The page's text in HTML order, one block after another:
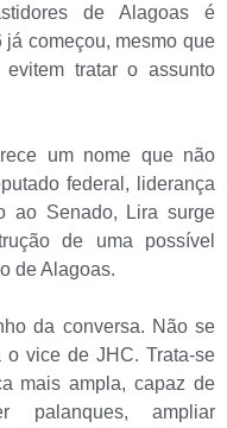
de Alagoas é
começou, mesmo que
tratar o assunto
um nome que não
federal, liderança
ao Senado, Lira surge
de uma possível
de Alagoas.
da conversa. Não se
vice de JHC. Trata-se
mais ampla, capaz de
palanques, ampliar